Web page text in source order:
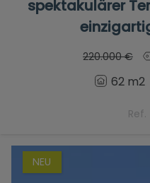
spektakulärer
220.000 €
62 m2
Ref.
NEU